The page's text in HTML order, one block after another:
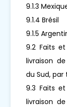
9.1.3
9.1.4 Brésil
9.1.5
9.2 Faits
livraison
du Sud, par
9.3 Faits
livraison